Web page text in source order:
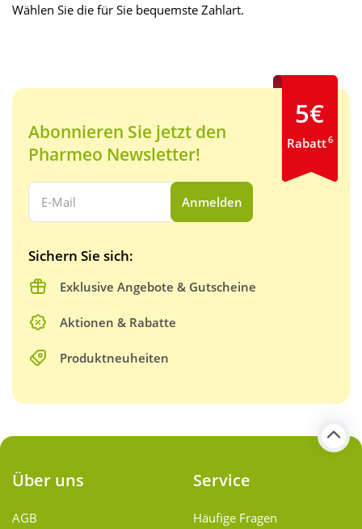
Wählen Sie die für Sie bequemste Zahlart.
Abonnieren Sie jetzt den
Pharmeo Newsletter!
Ihre E-Mail Adresse:
Anmelden
Sichern Sie sich:
Exklusive Angebote & Gutscheine
Aktionen & Rabatte
Produktneuheiten
5€
Rabatt6
Über uns
AGB
Service
Häufige Fragen